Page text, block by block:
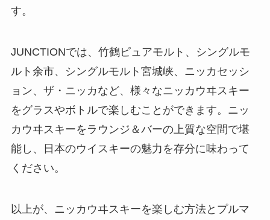
す。
JUNCTIONでは、竹鶴ピュアモルト、シングルモ
ルト余市、シングルモルト宮城峡、ニッカセッシ
ョン、ザ・ニッカなど、様々なニッカウヰスキー
をグラスやボトルで楽しむことができます。ニッ
カウヰスキーをラウンジ＆バーの上質な空間で堪
能し、日本のウイスキーの魅力を存分に味わって
ください。
以上が、ニッカウヰスキーを楽しむ方法とプルマ